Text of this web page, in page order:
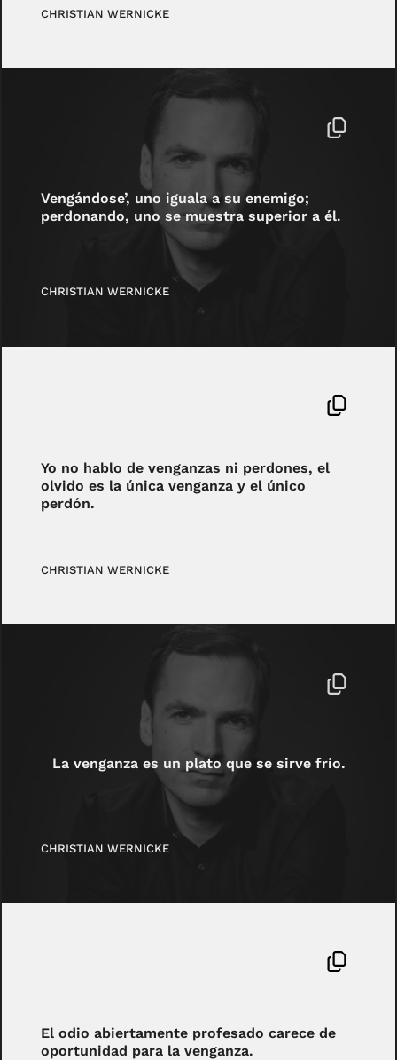
CHRISTIAN WERNICKE
Vengándose’, uno iguala a su enemigo;
perdonando, uno se muestra superior a él.
CHRISTIAN WERNICKE
Yo no hablo de venganzas ni perdones, el
olvido es la única venganza y el único
perdón.
CHRISTIAN WERNICKE
La venganza es un plato que se sirve frío.
CHRISTIAN WERNICKE
El odio abiertamente profesado carece de
oportunidad para la venganza.